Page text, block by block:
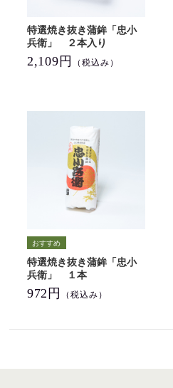
特選焼き抜き蒲鉾「忠小
兵衛」 ２本入り
2,109円 （税込み）
特選焼き抜き蒲鉾「忠小
兵衛」 １本
972円 （税込み）